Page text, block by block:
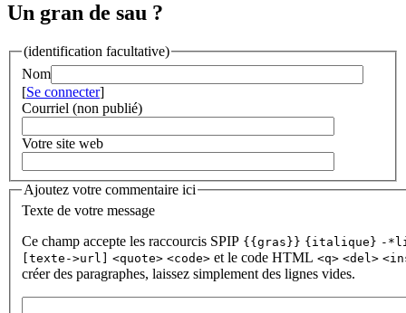
Un gran de sau ?
(identification facultative)
Nom
[Se connecter]
Courriel (non publié)
Votre site web
Ajoutez votre commentaire ici
Texte de votre message
Ce champ accepte les raccourcis SPIP {{gras}} {italique} -
[texte->url]
<quote> <code> et le code HTML <q> <del>
créer des paragraphes, laissez simplement des lignes vides.